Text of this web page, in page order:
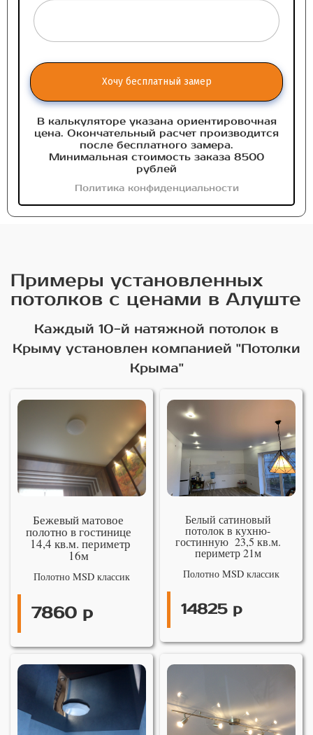
Хочу бесплатный замер
В калькуляторе указана ориентировочная
цена. Окончательный расчет производится
после бесплатного замера.
Минимальная стоимость заказа 8500
рублей
Политика конфиденциальности
Примеры установленных
потолков с ценами в Алуште
Каждый 10-й натяжной потолок в
Крыму установлен компанией "Потолки
Крыма"
Бежевый матовое
полотно в гостинице
14,4 кв.м. периметр
16м
Полотно MSD классик
7860 р
Белый сатиновый
потолок в кухню-
гостинную 23,5 кв.м.
периметр 21м
Полотно MSD классик
14825 р